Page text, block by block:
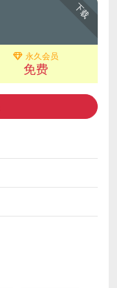
下载
永久会员
免费